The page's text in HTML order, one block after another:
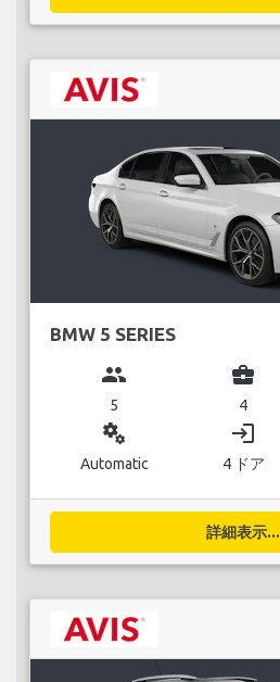
BMW 5 SERIES
group
5
business_center
4
miscellaneous_services
Automatic
login
4 ドア
詳細表示...